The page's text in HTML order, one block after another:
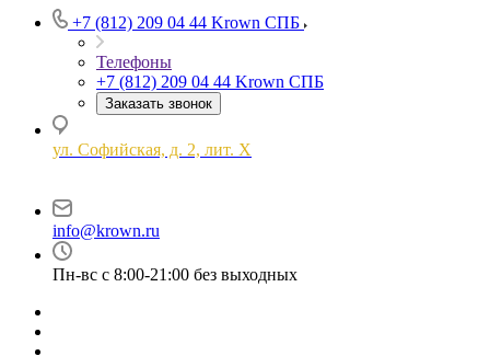
+7 (812) 209 04 44 Krown СПБ
Телефоны
+7 (812) 209 04 44 Krown СПБ
Заказать звонок
ул. Софийская, д. 2, лит. Х
info@krown.ru
Пн-вс с 8:00-21:00 без выходных